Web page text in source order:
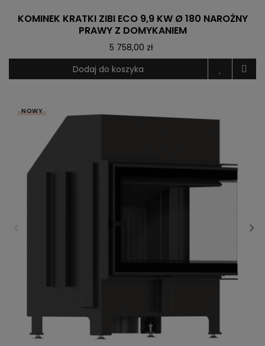
KOMINEK KRATKI ZIBI ECO 9,9 KW Ø 180 NAROŻNY
PRAWY Z DOMYKANIEM
5 758,00 zł
Dodaj do koszyka
NOWY